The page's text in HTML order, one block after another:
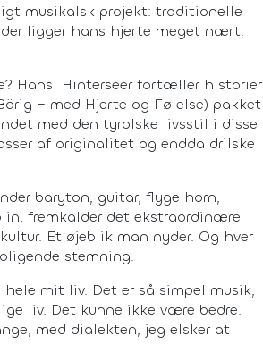
musikalsk projekt: traditionelle
ligger hans hjerte meget nært.
Hansi Hinterseer fortæller historier
– med Hjerte og Følelse) pakket
med den tyrolske livsstil i disse
af originalitet og endda drilske
baryton, guitar, flygelhorn,
fremkalder det ekstraordinære
Et øjeblik man nyder. Og hver
stemning.
mit liv. Det er så simpel musik,
liv. Det kunne ikke være bedre.
med dialekten, jeg elsker at